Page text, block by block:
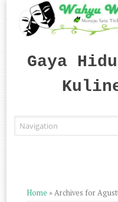
Gaya
Home »Archives for